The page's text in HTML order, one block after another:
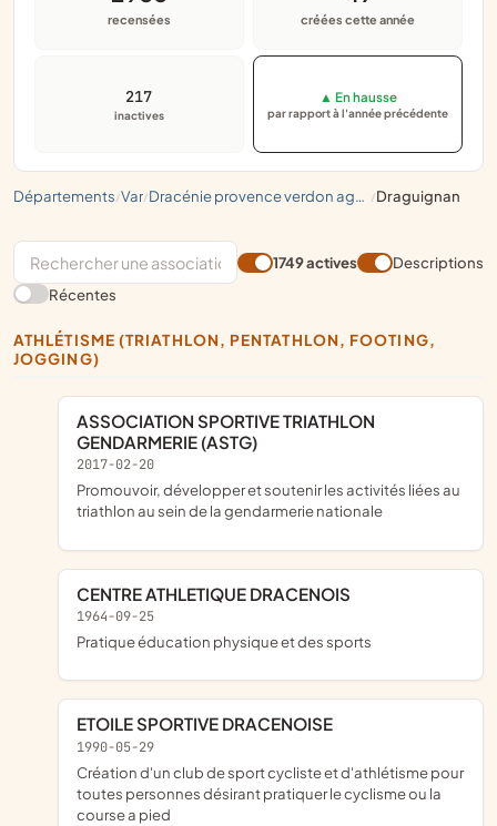
départements/ var/ dracénie provence verdon agglomération / draguignan
recensées créées cette année
217
inactives
▲ En hausse
par rapport à l'année précédente
1749 actives
Descriptions
Récentes
ATHLÉTISME (TRIATHLON, PENTATHLON, FOOTING,
JOGGING)
ASSOCIATION SPORTIVE TRIATHLON
GENDARMERIE (ASTG)
2017-02-20
promouvoir, développer et soutenir les activités liées au
triathlon au sein de la gendarmerie nationale
CENTRE ATHLETIQUE DRACENOIS
1964-09-25
pratique éducation physique et des sports
ETOILE SPORTIVE DRACENOISE
1990-05-29
Création d'un club de sport cycliste et d'athlétisme pour
toutes personnes désirant pratiquer le cyclisme ou la
course a pied